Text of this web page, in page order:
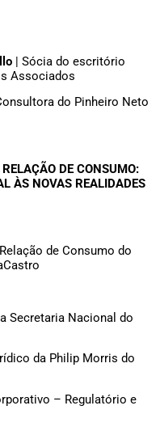
| Sócia do escritório
Associados
do Pinheiro Neto
DE CONSUMO:
ÀS NOVAS REALIDADES
de Consumo do
Secretaria Nacional do
da Philip Morris do
– Regulatório e